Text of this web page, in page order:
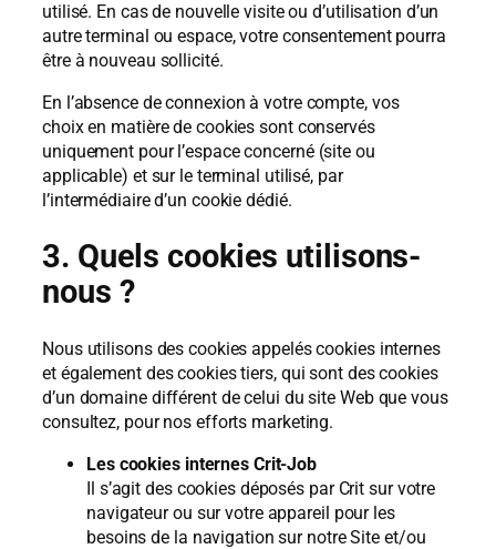
utilisé. En cas de nouvelle visite ou d’utilisation d’un
autre terminal ou espace, votre consentement pourra
être à nouveau sollicité.
En l’absence de connexion à votre compte, vos
choix en matière de cookies sont conservés
uniquement pour l’espace concerné (site ou
applicable) et sur le terminal utilisé, par
l’intermédiaire d’un cookie dédié.
3. Quels cookies utilisons-
nous ?
Nous utilisons des cookies appelés cookies internes
et également des cookies tiers, qui sont des cookies
d’un domaine différent de celui du site Web que vous
consultez, pour nos efforts marketing.
Les cookies internes Crit-Job
Il s’agit des cookies déposés par Crit sur votre
navigateur ou sur votre appareil pour les
besoins de la navigation sur notre Site et/ou